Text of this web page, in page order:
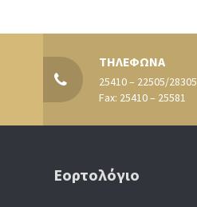
ΤΗΛΕΦΩΝΑ
25410 – 22505/28305
Fax: 25410 – 25581
Εορτολόγιο